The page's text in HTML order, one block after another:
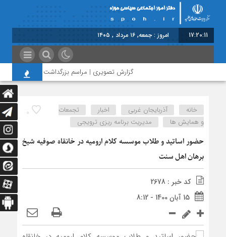
17:20:11 امروز : جمعه, ۱۶ مرداد , ۱۴۰۵
گزارش تصویری | مراسم بزرگداشت امام مجاهد شهید
0 خانه آذربایجان غربی اخبار
تجمعات
و همایش ها
مدیریت برنامه ریزی ترویجی
حضور اساتید و طلاب موسسه کلام ارومیه در خانقاه صوفیه شیخ
برهان اهل سنت
کد خبر : 2678
15 آبان 1400 - 8:12